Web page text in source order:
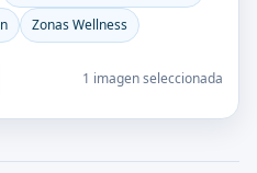
Zonas Wellness
1 imagen seleccionada